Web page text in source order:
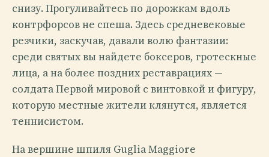
снизу. Прогуливайтесь по дорожкам вдоль
контрфорсов не спеша. Здесь средневековые
резчики, заскучав, давали волю фантазии:
среди святых вы найдете боксеров, гротескные
лица, а на более поздних реставрациях —
солдата Первой мировой с винтовкой и фигуру,
которую местные жители клянутся, является
теннисистом.
На вершине шпиля Guglia Maggiore